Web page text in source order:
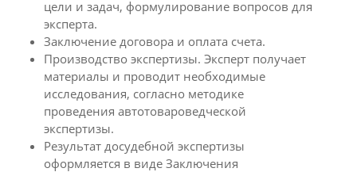
цели и задач, формулирование вопросов для
эксперта.
Заключение договора и оплата счета.
Производство экспертизы. Эксперт получает
материалы и проводит необходимые
исследования, согласно методике
проведения автотовароведческой
экспертизы.
Результат досудебной экспертизы
оформляется в виде Заключения